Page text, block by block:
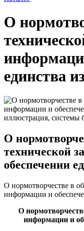
О
единства
О
технической
обеспечении
О нормотворчестве в
информации и
О
информации и